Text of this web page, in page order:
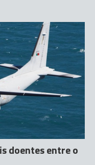
doentes entre o